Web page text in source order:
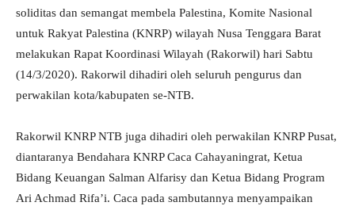
soliditas dan semangat membela Palestina, Komite Nasional
untuk Rakyat Palestina (KNRP) wilayah Nusa Tenggara Barat
melakukan Rapat Koordinasi Wilayah (Rakorwil) hari Sabtu
(14/3/2020). Rakorwil dihadiri oleh seluruh pengurus dan
perwakilan kota/kabupaten se-NTB.
Rakorwil KNRP NTB juga dihadiri oleh perwakilan KNRP Pusat,
diantaranya Bendahara KNRP Caca Cahayaningrat, Ketua
Bidang Keuangan Salman Alfarisy dan Ketua Bidang Program
Ari Achmad Rifa’i. Caca pada sambutannya menyampaikan